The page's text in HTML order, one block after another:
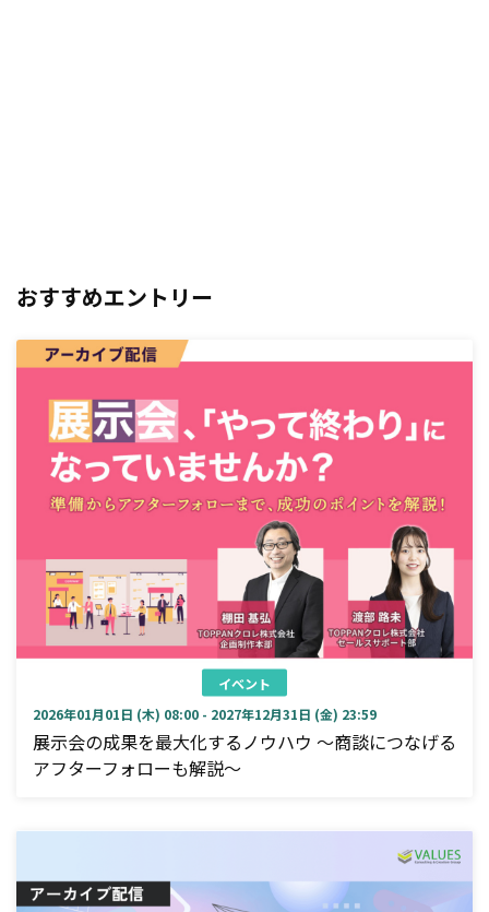
おすすめエントリー
イベント
2026年01月01日 (木) 08:00 - 2027年12月31日 (金) 23:59
展示会の成果を最大化するノウハウ ～商談につなげる
アフターフォローも解説～